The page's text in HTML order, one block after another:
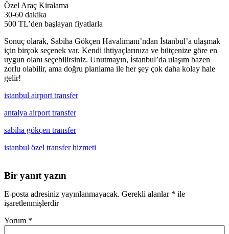
Özel Araç Kiralama
30-60 dakika
500 TL’den başlayan fiyatlarla
Sonuç olarak, Sabiha Gökçen Havalimanı’ndan İstanbul’a ulaşmak
için birçok seçenek var. Kendi ihtiyaçlarınıza ve bütçenize göre en
uygun olanı seçebilirsiniz. Unutmayın, İstanbul’da ulaşım bazen
zorlu olabilir, ama doğru planlama ile her şey çok daha kolay hale
gelir!
istanbul airport transfer
antalya airport transfer
sabiha gökçen transfer
istanbul özel transfer hizmeti
Bir yanıt yazın
E-posta adresiniz yayınlanmayacak. Gerekli alanlar * ile
işaretlenmişlerdir
Yorum *